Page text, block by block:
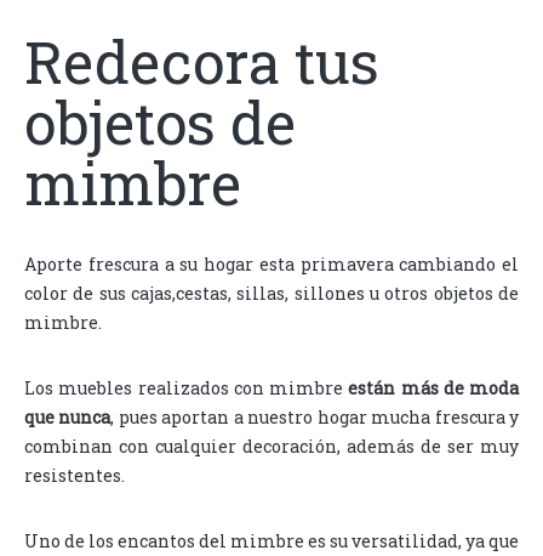
Redecora tus
objetos de
mimbre
Aporte frescura a su hogar esta primavera cambiando el
color de sus cajas,cestas, sillas, sillones u otros objetos de
mimbre.
Los muebles realizados con mimbreestán más de moda
que nunca, pues aportan a nuestro hogar mucha frescura y
combinan con cualquier decoración, además de ser muy
resistentes.
Uno de los encantos del mimbre es su versatilidad, ya que